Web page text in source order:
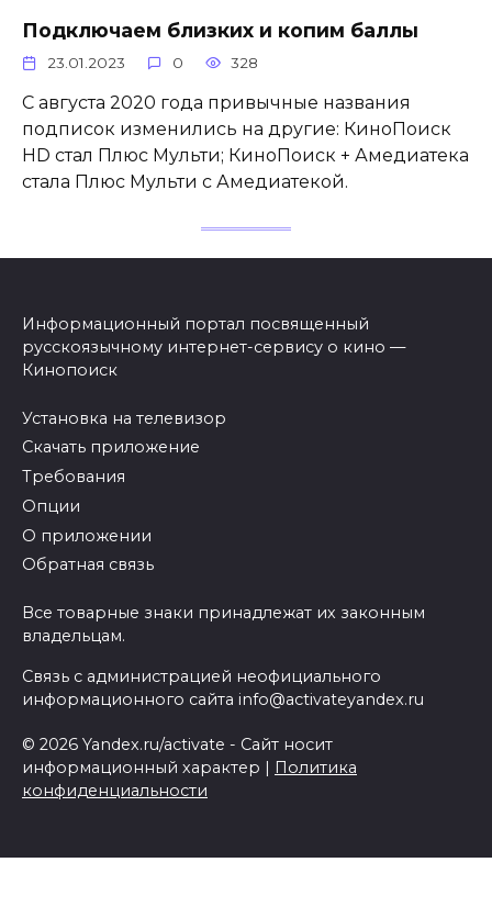
Подключаем близких и копим баллы
23.01.2023 0 328
С августа 2020 года привычные названия
подписок изменились на другие: КиноПоиск
HD стал Плюс Мульти; КиноПоиск + Амедиатека
стала Плюс Мульти с Амедиатекой.
Информационный портал посвященный
русскоязычному интернет-сервису о кино —
Кинопоиск
Установка на телевизор
Скачать приложение
Требования
Опции
О приложении
Обратная связь
Все товарные знаки принадлежат их законным
владельцам.
Связь с администрацией неофициального
информационного сайта info@activateyandex.ru
© 2026 Yandex.ru/activate - Сайт носит
информационный характер | Политика
конфиденциальности